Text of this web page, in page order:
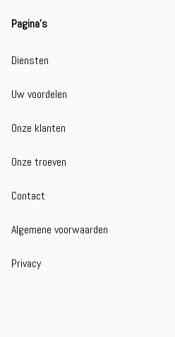
Pagina's
Diensten
Uw voordelen
Onze klanten
Onze troeven
Contact
Algemene voorwaarden
Privacy